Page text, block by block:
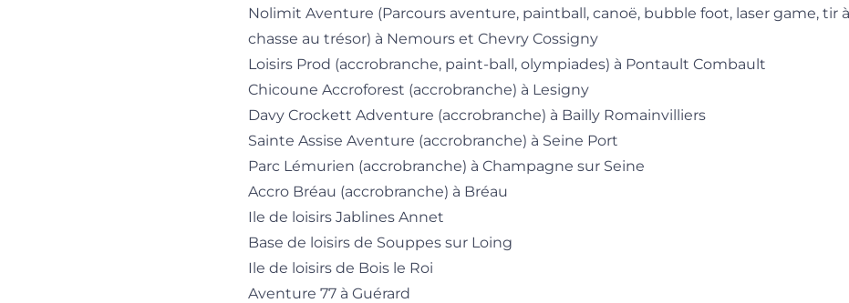
Nolimit Aventure (Parcours aventure, paintball, canoë, bubble foot, laser game, tir à
chasse au trésor) à Nemours et Chevry Cossigny
Loisirs Prod (accrobranche, paint-ball, olympiades) à Pontault Combault
Chicoune Accroforest (accrobranche) à Lesigny
Davy Crockett Adventure (accrobranche) à Bailly Romainvilliers
Sainte Assise Aventure (accrobranche) à Seine Port
Parc Lémurien (accrobranche) à Champagne sur Seine
Accro Bréau (accrobranche) à Bréau
Ile de loisirs Jablines Annet
Base de loisirs de Souppes sur Loing
Ile de loisirs de Bois le Roi
Aventure 77 à Guérard